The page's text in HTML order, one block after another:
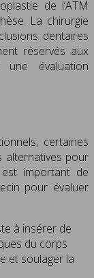
de l’ATM
La chirurgie
dentaires
réservés aux
évaluation
certaines
alternatives pour
important de
pour évaluer
à insérer de
du corps
et soulager la